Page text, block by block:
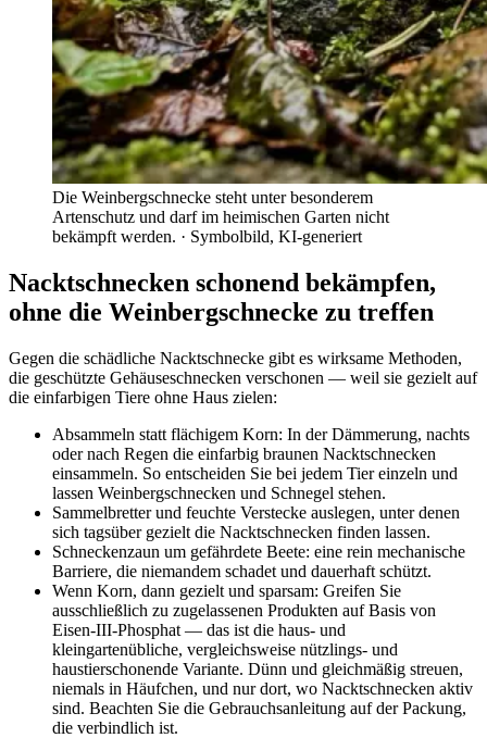
Die Weinbergschnecke steht unter besonderem
Artenschutz und darf im heimischen Garten nicht
bekämpft werden. · Symbolbild, KI-generiert
Nacktschnecken schonend bekämpfen,
ohne die Weinbergschnecke zu treffen
Gegen die schädliche Nacktschnecke gibt es wirksame Methoden,
die geschützte Gehäuseschnecken verschonen — weil sie gezielt auf
die einfarbigen Tiere ohne Haus zielen:
Absammeln statt flächigem Korn: In der Dämmerung, nachts
oder nach Regen die einfarbig braunen Nacktschnecken
einsammeln. So entscheiden Sie bei jedem Tier einzeln und
lassen Weinbergschnecken und Schnegel stehen.
Sammelbretter und feuchte Verstecke auslegen, unter denen
sich tagsüber gezielt die Nacktschnecken finden lassen.
Schneckenzaun um gefährdete Beete: eine rein mechanische
Barriere, die niemandem schadet und dauerhaft schützt.
Wenn Korn, dann gezielt und sparsam: Greifen Sie
ausschließlich zu zugelassenen Produkten auf Basis von
Eisen-III-Phosphat — das ist die haus- und
kleingartenübliche, vergleichsweise nützlings- und
haustierschonende Variante. Dünn und gleichmäßig streuen,
niemals in Häufchen, und nur dort, wo Nacktschnecken aktiv
sind. Beachten Sie die Gebrauchsanleitung auf der Packung,
die verbindlich ist.